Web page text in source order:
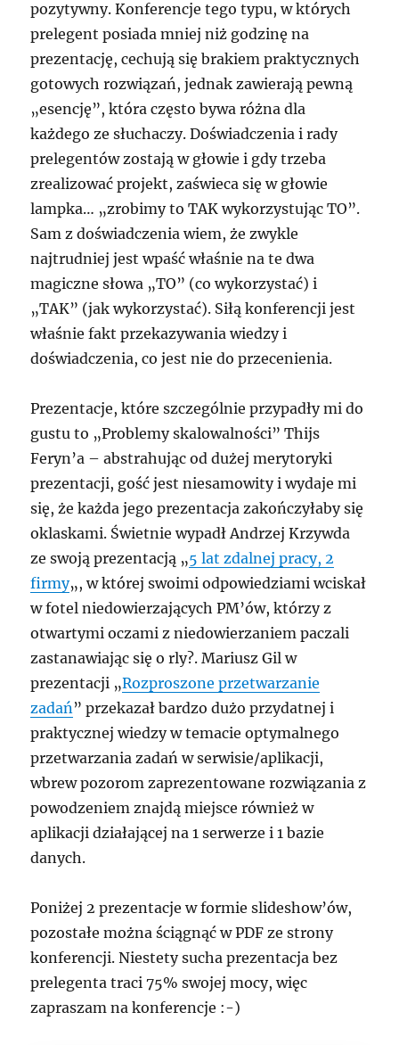
pozytywny. Konferencje tego typu, w których
prelegent posiada mniej niż godzinę na
prezentację, cechują się brakiem praktycznych
gotowych rozwiązań, jednak zawierają pewną
„esencję”, która często bywa różna dla
każdego ze słuchaczy. Doświadczenia i rady
prelegentów zostają w głowie i gdy trzeba
zrealizować projekt, zaświeca się w głowie
lampka… „zrobimy to TAK wykorzystując TO”.
Sam z doświadczenia wiem, że zwykle
najtrudniej jest wpaść właśnie na te dwa
magiczne słowa „TO” (co wykorzystać) i
„TAK” (jak wykorzystać). Siłą konferencji jest
właśnie fakt przekazywania wiedzy i
doświadczenia, co jest nie do przecenienia.
Prezentacje, które szczególnie przypadły mi do
gustu to „Problemy skalowalności” Thijs
Feryn’a – abstrahując od dużej merytoryki
prezentacji, gość jest niesamowity i wydaje mi
się, że każda jego prezentacja zakończyłaby się
oklaskami. Świetnie wypadł Andrzej Krzywda
ze swoją prezentacją „5 lat zdalnej pracy, 2
firmy„, w której swoimi odpowiedziami wciskał
w fotel niedowierzających PM’ów, którzy z
otwartymi oczami z niedowierzaniempaczali
zastanawiając sięo rly?. Mariusz Gil w
prezentacji „Rozproszone przetwarzanie
zadań” przekazał bardzo dużo przydatnej i
praktycznej wiedzy w temacie optymalnego
przetwarzania zadań w serwisie/aplikacji,
wbrew pozorom zaprezentowane rozwiązania z
powodzeniem znajdą miejsce również w
aplikacji działającej na 1 serwerze i 1 bazie
danych.
Poniżej 2 prezentacje w formie slideshow’ów,
pozostałe możnaściągnąć w PDF ze strony
konferencji. Niestety sucha prezentacja bez
prelegenta traci 75% swojej mocy, więc
zapraszam na konferencje :-)